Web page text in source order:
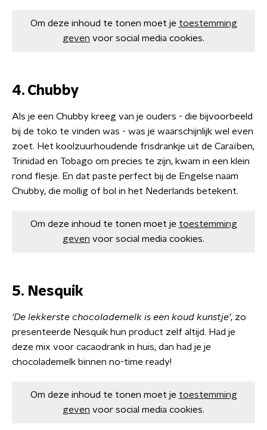
Om deze inhoud te tonen moet je toestemming
geven voor social media cookies.
4. Chubby
Als je een Chubby kreeg van je ouders - die bijvoorbeeld
bij de toko te vinden was - was je waarschijnlijk wel even
zoet. Het koolzuurhoudende frisdrankje uit de Caraïben,
Trinidad en Tobago om precies te zijn, kwam in een klein
rond flesje. En dat paste perfect bij de Engelse naam
Chubby, die mollig of bol in het Nederlands betekent.
Om deze inhoud te tonen moet je toestemming
geven voor social media cookies.
5. Nesquik
'De lekkerste chocolademelk is een koud kunstje', zo
presenteerde Nesquik hun product zelf altijd. Had je
deze mix voor cacaodrank in huis, dan had je je
chocolademelk binnen no-time ready!
Om deze inhoud te tonen moet je toestemming
geven voor social media cookies.